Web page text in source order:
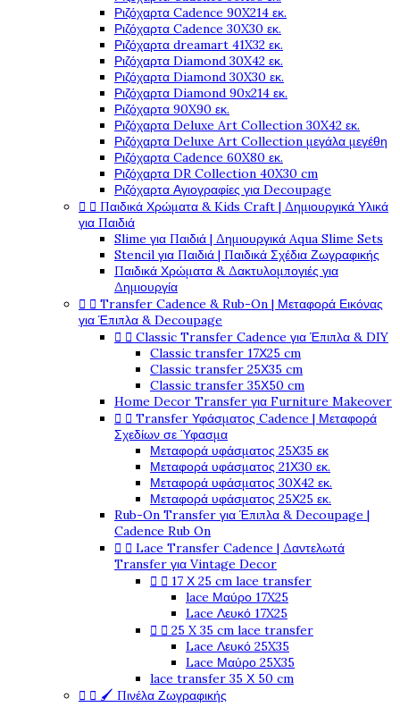
Ριζόχαρτα Cadence 90X214 εκ.
Ριζόχαρτα Cadence 30X30 εκ.
Ριζόχαρτα dreamart 41X32 εκ.
Ριζόχαρτα Diamond 30X42 εκ.
Ριζόχαρτα Diamond 30X30 εκ.
Ριζόχαρτα Diamond 90x214 εκ.
Ριζόχαρτα 90X90 εκ.
Ριζόχαρτα Deluxe Art Collection 30X42 εκ.
Ριζόχαρτα Deluxe Art Collection μεγάλα μεγέθη
Ριζόχαρτα Cadence 60X80 εκ.
Ριζόχαρτα DR Collection 40X30 cm
Ριζόχαρτα Αγιογραφίες για Decoupage
  Παιδικά Χρώματα & Kids Craft | Δημιουργικά Υλικά
για Παιδιά
Slime για Παιδιά | Δημιουργικά Aqua Slime Sets
Stencil για Παιδιά | Παιδικά Σχέδια Ζωγραφικής
Παιδικά Χρώματα & Δακτυλομπογιές για
Δημιουργία
  Transfer Cadence & Rub-On | Μεταφορά Εικόνας
για Έπιπλα & Decoupage
  Classic Transfer Cadence για Έπιπλα & DIY
Classic transfer 17Χ25 cm
Classic transfer 25Χ35 cm
Classic transfer 35Χ50 cm
Home Decor Transfer για Furniture Makeover
  Transfer Υφάσματος Cadence | Μεταφορά
Σχεδίων σε Ύφασμα
Μεταφορά υφάσματος 25Χ35 εκ
Μεταφορά υφάσματος 21Χ30 εκ.
Μεταφορά υφάσματος 30Χ42 εκ.
Μεταφορά υφάσματος 25Χ25 εκ.
Rub-On Transfer για Έπιπλα & Decoupage |
Cadence Rub On
  Lace Transfer Cadence | Δαντελωτά
Transfer για Vintage Decor
  17 Χ 25 cm lace transfer
lace Μαύρο 17X25
Lace Λευκό 17X25
  25 X 35 cm lace transfer
Lace Λευκό 25X35
Lace Μαύρο 25X35
lace transfer 35 Χ 50 cm
  🖌️ Πινέλα Ζωγραφικής